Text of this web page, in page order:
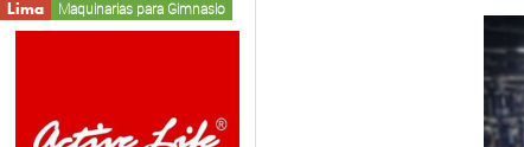
Lima Maquinarias para Gimnasio